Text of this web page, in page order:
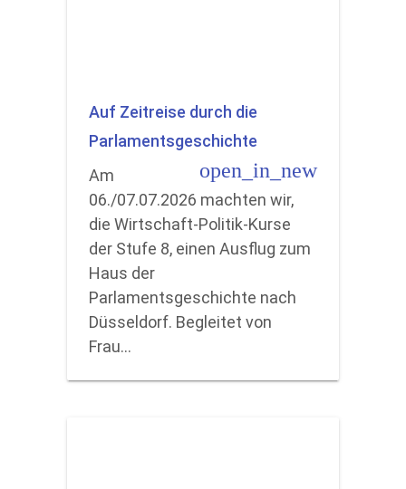
Auf Zeitreise durch die
Parlamentsgeschichte
open_in_new
Am
06./07.07.2026 machten wir,
die Wirtschaft-Politik-Kurse
der Stufe 8, einen Ausflug zum
Haus der
Parlamentsgeschichte nach
Düsseldorf. Begleitet von
Frau…